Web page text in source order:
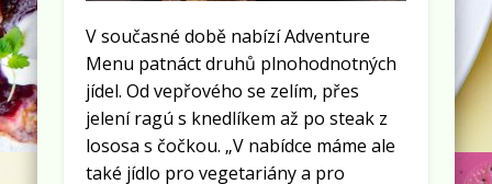
V současné době nabízí Adventure
Menu patnáct druhů plnohodnotných
jídel. Od vepřového se zelím, přes
jelení ragú s knedlíkem až po steak z
lososa s čočkou. „V nabídce máme ale
také jídlo pro vegetariány a pro